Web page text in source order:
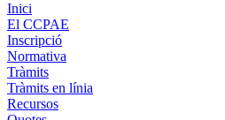
Inici
El CCPAE
Inscripció
Normativa
Tràmits
Tràmits en línia
Recursos